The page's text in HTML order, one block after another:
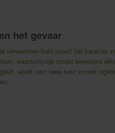
het gevaar
verwachten buit) speelt het karakter
waarschijnlijk omdat bewoners
wordt ruim twee keer zoveel